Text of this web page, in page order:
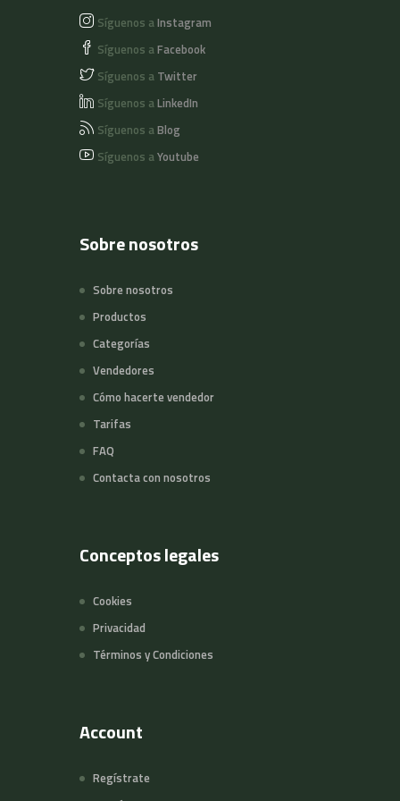
Síguenos aInstagram
Síguenos aFacebook
Síguenos a Twitter
Síguenos aLinkedIn
Síguenos aBlog
Síguenos aYoutube
Sobre nosotros
Sobre nosotros
Productos
Categorías
Vendedores
Cómo hacerte vendedor
Tarifas
FAQ
Contacta con nosotros
Conceptos legales
Cookies
Privacidad
Términos y Condiciones
Account
Regístrate